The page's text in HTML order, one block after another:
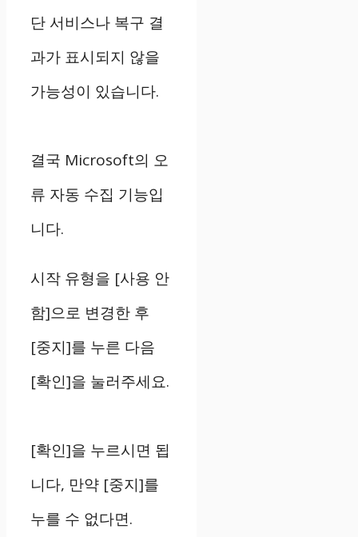
단 서비스나 복구 결
과가 표시되지 않을
가능성이 있습니다.
결국 Microsoft의 오
류 자동 수집 기능입
니다.
시작 유형을 [사용 안
함]으로 변경한 후
[중지]를 누른 다음
[확인]을 눌러주세요.
[확인]을 누르시면 됩
니다, 만약 [중지]를
누를 수 없다면.